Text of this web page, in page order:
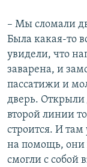
– Мы сломали
Была какая-то
увидели, что
заварена, и
пассатижи и
дверь. Открыли
второй линии
строится. И
на помощь, они
смогли с собой